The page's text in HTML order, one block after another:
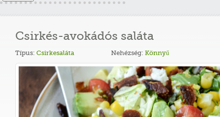
Csirkés-avokádós saláta
Típus: Csirkesaláta Nehézség: Könnyű